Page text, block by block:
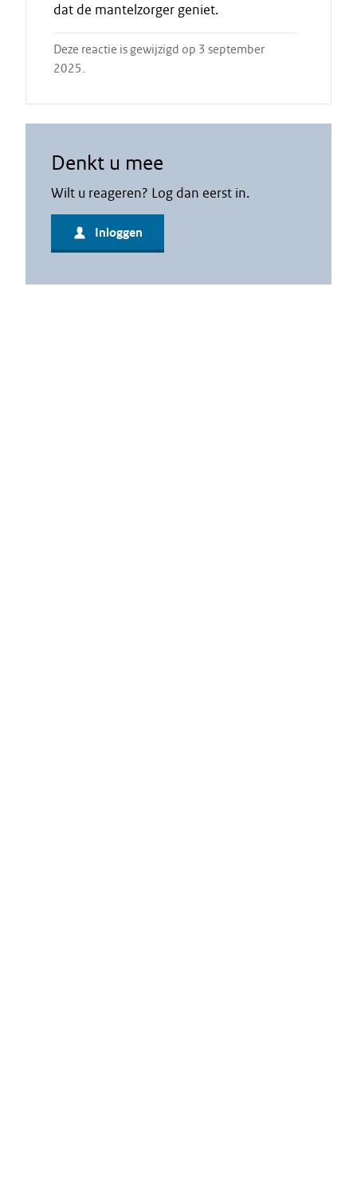
dat de mantelzorger geniet.
Deze reactie is gewijzigd op 3 september
2025.
Denkt u mee
Wilt u reageren? Log dan eerst in.
Inloggen